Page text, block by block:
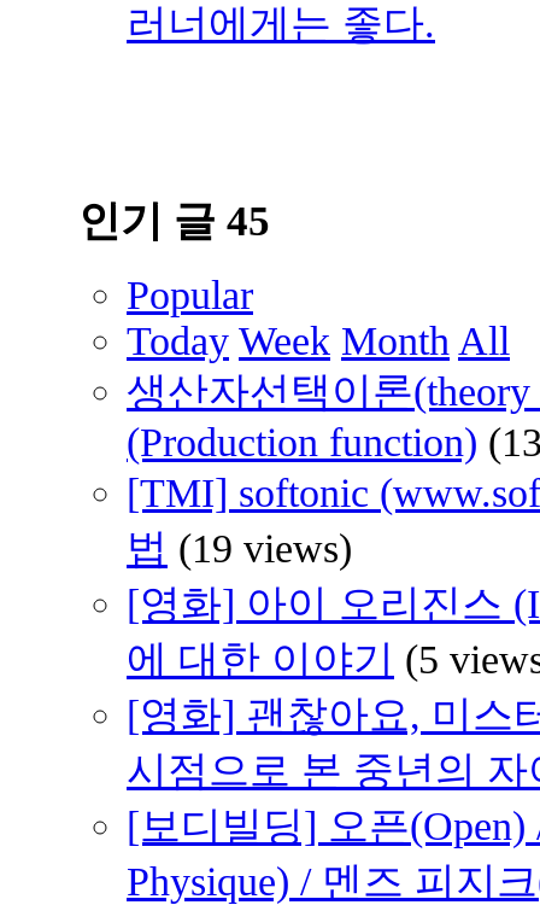
러너에게는 좋다.
인기 글 45
Popular
Today Week Month All
생산자선택이론(theory
(Production function)
[TMI] softonic
법 (19 views)
[영화] 아이 오리진스
에 대한 이야기
(5
[영화] 괜찮아요, 미스
시점으로 본 중년의 자
[보디빌딩] 오픈(Open)
Physique) / 멘즈 피지